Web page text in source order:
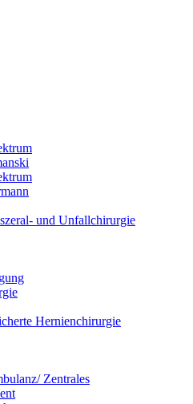
und Unfallchirurgie
Hernienchirurgie
Zentrales